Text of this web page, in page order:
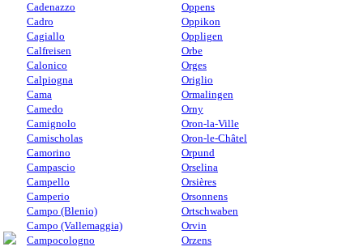
Cadenazzo
Cadro
Cagiallo
Calfreisen
Calonico
Calpiogna
Cama
Camedo
Camignolo
Camischolas
Camorino
Campascio
Campello
Camperio
Campo (Blenio)
Campo (Vallemaggia)
Campocologno
Oppens
Oppikon
Oppligen
Orbe
Orges
Origlio
Ormalingen
Orny
Oron-la-Ville
Oron-le-Châtel
Orpund
Orselina
Orsières
Orsonnens
Ortschwaben
Orvin
Orzens